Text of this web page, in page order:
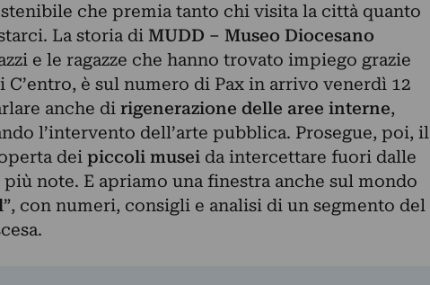
che premia tanto chi visita la città quanto
La storia di MUDD – Museo Diocesano
e le ragazze che hanno trovato impiego grazie
C’entro, è sul numero di Pax in arrivo venerdì 12
anche di rigenerazione delle aree interne,
l’intervento dell’arte pubblica. Prosegue, poi, il
dei piccoli museida intercettare fuori dalle
note. E apriamo una finestra anche sul mondo
”, con numeri, consigli e analisi di un segmento del